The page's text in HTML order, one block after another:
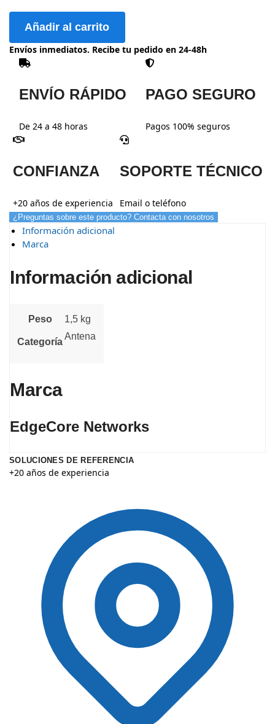
Añadir al carrito
Envíos inmediatos. Recibe tu pedido en 24-48h
ENVÍO RÁPIDO
De 24 a 48 horas
PAGO SEGURO
Pagos 100% seguros
CONFIANZA
+20 años de experiencia
SOPORTE TÉCNICO
Email o teléfono
¿Preguntas sobre este producto? Contacta con nosotros
Información adicional
Marca
Información adicional
Peso 1,5 kg
Categoría
Antena
Marca
EdgeCore Networks
SOLUCIONES DE REFERENCIA
+20 años de experiencia